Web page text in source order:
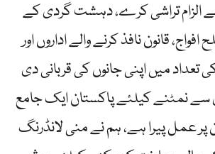
الزام تراشی کرے، دہشت گردی کے
قانون نافذ کرنے والے اداروں اور
تعداد میں اپنی جانوں کی قربانی دی
نمٹنے کیلئے پاکستان ایک جامع
پر عمل پیرا ہے، ہم نے منی لانڈرنگ